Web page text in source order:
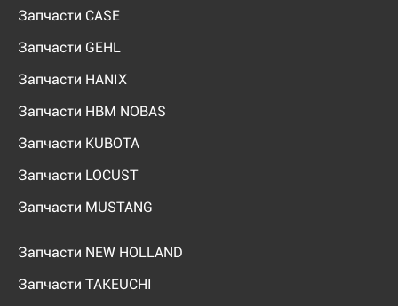
Запчасти CASE
Запчасти GEHL
Запчасти HANIX
Запчасти HBM NOBAS
Запчасти KUBOTA
Запчасти LOCUST
Запчасти MUSTANG
Запчасти NEW HOLLAND
Запчасти TAKEUCHI